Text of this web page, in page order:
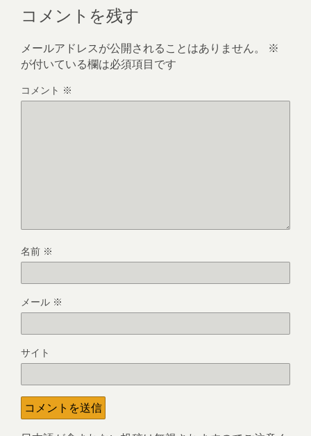
コメントを残す
メールアドレスが公開されることはありません。
※
が付いている欄は必須項目です
コメント ※
名前 ※
メール ※
サイト